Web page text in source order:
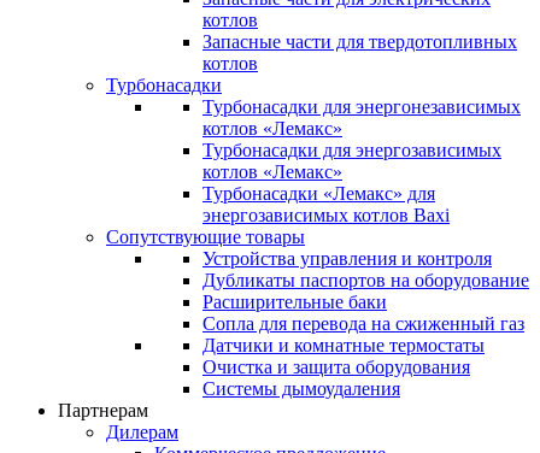
котлов
Запасные части для твердотопливных
котлов
Турбонасадки
Турбонасадки для энергонезависимых
котлов «Лемакс»
Турбонасадки для энергозависимых
котлов «Лемакс»
Турбонасадки «Лемакс» для
энергозависимых котлов Baxi
Сопутствующие товары
Устройства управления и контроля
Дубликаты паспортов на оборудование
Расширительные баки
Сопла для перевода на сжиженный газ
Датчики и комнатные термостаты
Очистка и защита оборудования
Системы дымоудаления
Партнерам
Дилерам